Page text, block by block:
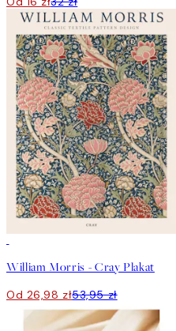
William Morris - Cray Plakat
Od 26,98 zł53,95 zł